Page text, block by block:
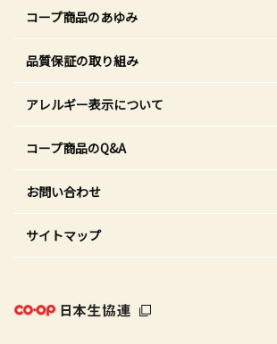
コープ商品のあゆみ
品質保証の取り組み
アレルギー表示について
コープ商品のQ&A
お問い合わせ
サイトマップ